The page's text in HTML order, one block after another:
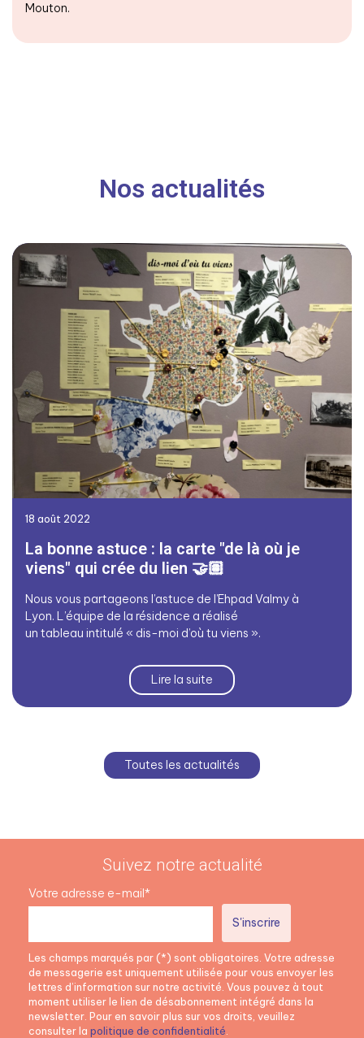
Mouton.
Nos actualités
18 août 2022
La bonne astuce : la carte "de là où je
viens" qui crée du lien 🤝🏽
Nous vous partageons l’astuce de l’Ehpad Valmy à
Lyon. L’équipe de la résidence a réalisé
un tableau intitulé « dis-moi d’où tu viens ».
Lire la suite
Toutes les actualités
Suivez notre actualité
Votre adresse e-mail*
Les champs marqués par (*) sont obligatoires. Votre adresse
de messagerie est uniquement utilisée pour vous envoyer les
lettres d’information sur notre activité. Vous pouvez à tout
moment utiliser le lien de désabonnement intégré dans la
newsletter. Pour en savoir plus sur vos droits, veuillez
consulter la politique de confidentialité